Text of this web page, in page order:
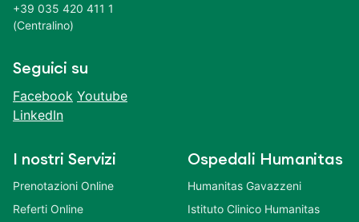
+39 035 420 411 1
(Centralino)
Seguici su
Facebook Youtube
LinkedIn
I nostri Servizi
Prenotazioni Online
Referti Online
Ospedali Humanitas
Humanitas Gavazzeni
Istituto Clinico Humanitas